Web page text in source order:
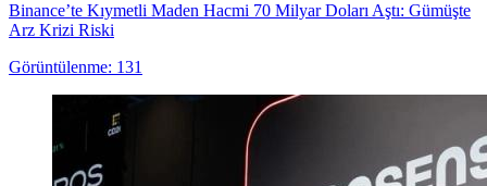
Binance’te Kıymetli Maden Hacmi 70 Milyar Doları Aştı: Gümüşte
Arz Krizi Riski
Görüntülenme: 131